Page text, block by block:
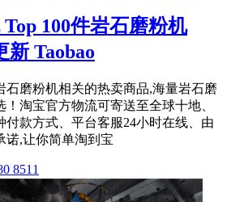
100件岩石磨粉机
新 Taobao
石磨粉机相关的热卖商品,海量岩石磨
淘宝官方物流可寄送至全球十地、
付款方式、平台客服24小时在线、由
诺,让你简单淘到宝
8511